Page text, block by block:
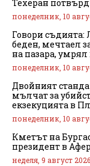
Техеран
понеделник, 10
Говори съдията:
беден, мечтаел
на пазара,
понеделник, 10
Двойният
мълчат за
екзекуцията в
понеделник, 10
Кметът на
президент в
неделя, 9 август 2026